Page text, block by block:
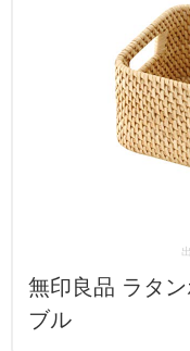
無印良品 ラタ
ブル